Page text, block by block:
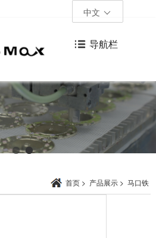
中文
导航栏
首页 > 产品展示 > 马口铁